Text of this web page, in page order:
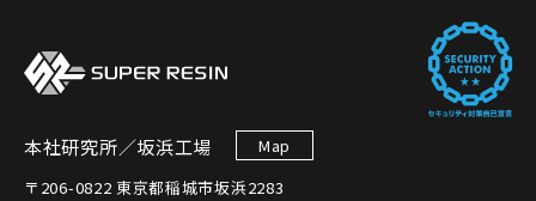
本社研究所／坂浜工場
Map
〒206-0822 東京都稲城市坂浜2283